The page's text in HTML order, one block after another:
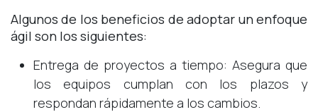
Algunos de los beneficios de adoptar un enfoque
ágil son los siguientes:
Entrega de proyectos a tiempo: Asegura que
los equipos cumplan con los plazos y
respondan rápidamente a los cambios.